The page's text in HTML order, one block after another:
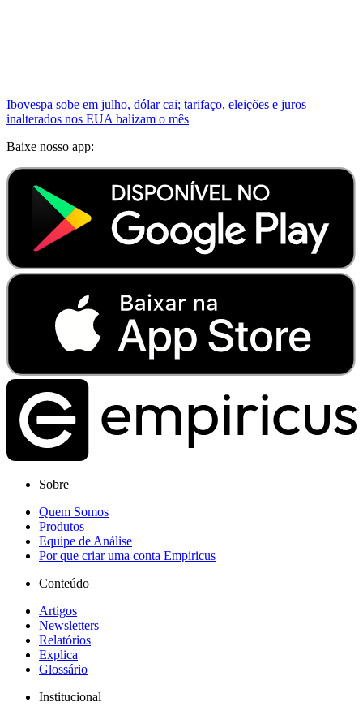
Ibovespa sobe em julho, dólar cai; tarifaço, eleições e juros
inalterados nos EUA balizam o mês
Baixe nosso app:
Sobre
Quem Somos
Produtos
Equipe de Análise
Por que criar uma conta Empiricus
Conteúdo
Artigos
Newsletters
Relatórios
Explica
Glossário
Institucional